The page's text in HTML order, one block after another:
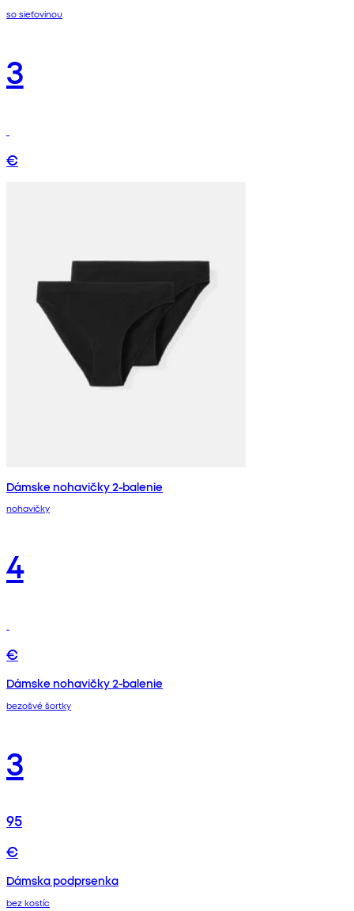
so sieťovinou
3
€
Dámske nohavičky 2-balenie
nohavičky
4
€
Dámske nohavičky 2-balenie
bezošvé šortky
3
95
€
Dámska podprsenka
bez kostíc